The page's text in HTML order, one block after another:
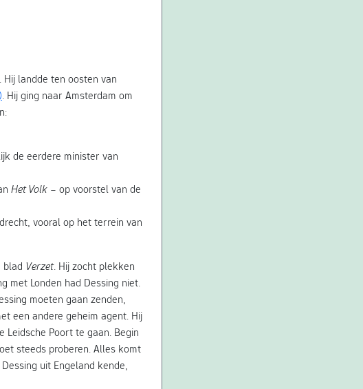
landde ten oosten van
. Hij ging naar Amsterdam om
de eerdere minister van
Het Volk – op voorstel van de
vooral op het terrein van
blad Verzet. Hij zocht plekken
met Londen had Dessing niet.
moeten gaan zenden,
een andere geheim agent. Hij
Poort te gaan. Begin
steeds proberen. Alles komt
uit Engeland kende,